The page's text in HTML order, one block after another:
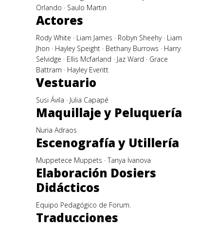
Orlando · Saulo Martin
Actores
Rody White · Liam James · Robyn Sheehy · Liam
Jhon · Hayley Speight · Bethany Burrows · Harry
Selvidge · Ellis Mcfarland · Jaz Ward · Grace
Battram · Hayley Everitt
Vestuario
Susi Ávila · Julia Capapé
Maquillaje y Peluquería
Nuria Adraos
Escenografía y Utillería
Muppetece Muppets · Tanya Ivanova
Elaboración Dosiers
Didácticos
Equipo Pedagógico de Forum.
Traducciones